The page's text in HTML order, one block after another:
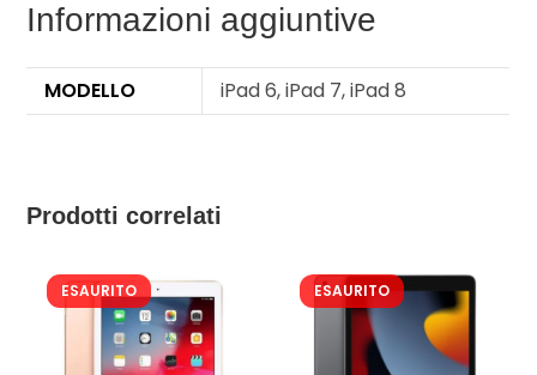
Informazioni aggiuntive
MODELLO iPad 6, iPad 7, iPad 8
Prodotti correlati
ESAURITO ESAURITO